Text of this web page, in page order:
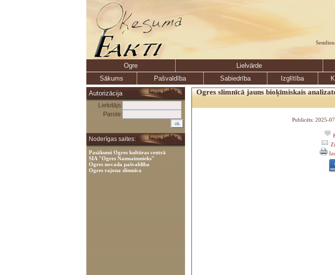
Ogre Lielvārde
Sākums
Pašvaldība Sabiedrība Izglītība
Autorizācija
Lietotājs:
Parole:
Noderīgas saites:
Pasākumi Ogres kultūras centrā
SIA "Ogres Namsaimnieks"
Ogres novada pašvaldība
Ogres rajona slimnīca
Ogres slimnīcā jauns bioķīmiskais
Publicēts: 2025-